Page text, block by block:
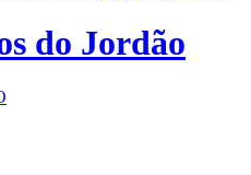
do Jordão